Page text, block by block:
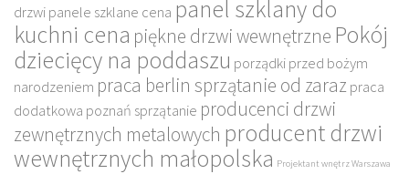
drzwipanele szklane cena panel szklany do
kuchni cena piękne drzwi wewnętrzne Pokój
dziecięcy na poddaszu porządki przed bożym
narodzeniem praca berlin sprzątanie od zarazpraca
dodatkowa poznań sprzątanie producenci drzwi
zewnętrznych metalowych producent drzwi
wewnętrznych małopolska Projektant wnętrz Warszawa